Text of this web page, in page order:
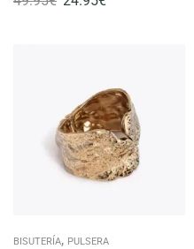
BISUTERÍA, PULSERA